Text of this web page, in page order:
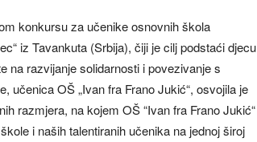
konkursu za učenike osnovnih škola
iz Tavankuta (Srbija), čiji je cilj podstaći djecu
na razvijanje solidarnosti i povezivanje s
učenica OŠ „Ivan fra Frano Jukić“, osvojila je
razmjera, na kojem OŠ “Ivan fra Frano Jukić“
i naših talentiranih učenika na jednoj široj